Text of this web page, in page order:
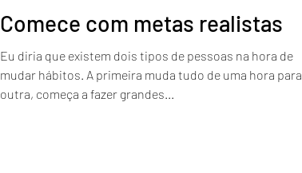
Comece com metas realistas
Eu diria que existem dois tipos de pessoas na hora de
mudar hábitos. A primeira muda tudo de uma hora para
outra, começa a fazer grandes...